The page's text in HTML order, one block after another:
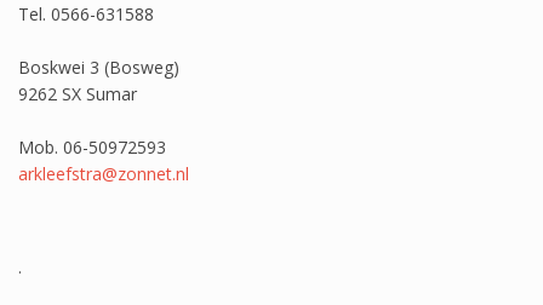
Tel. 0566-631588
Boskwei 3 (Bosweg)
9262 SX Sumar
Mob. 06-50972593
arkleefstra@zonnet.nl
.